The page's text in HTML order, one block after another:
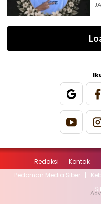
Redaksi Kontak
Pedoman Media Siber